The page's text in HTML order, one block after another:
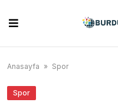
content
Anasayfa » Spor
Spor